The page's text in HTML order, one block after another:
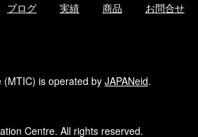
ブログ 実績 商品 お問合せ
(MTIC) is operated by JAPANeid.
Centre. All rights reserved.